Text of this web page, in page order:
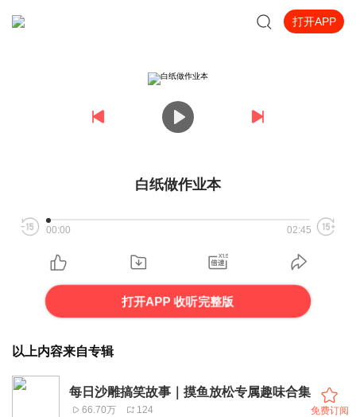
打开APP
白纸做作业本
00:00 02:45
打开APP 收听完整版
以上内容来自专辑
每日沙雕搞笑故事｜摸鱼放松专属趣味合集
66.70万 124 免费订阅